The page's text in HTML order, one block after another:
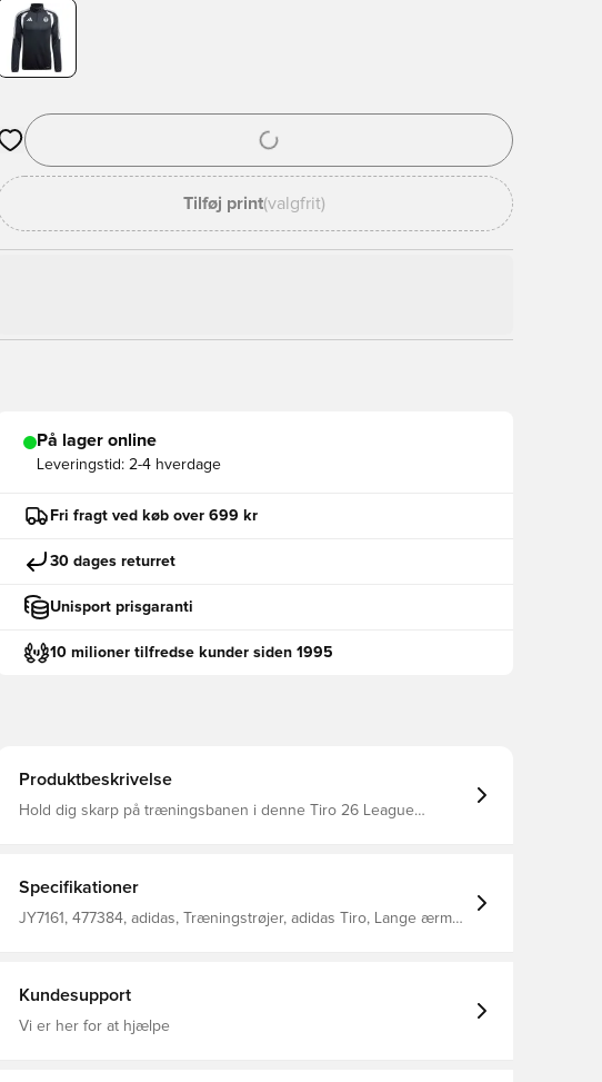
Åbner en Modal til at logge ind eller tilmelde dig som medlem
Tilføj print(valgfrit)
På lager online
Leveringstid: 2-4 hverdage
Fri fragt ved køb over 699 kr
30 dages returret
Unisport prisgaranti
10 milioner tilfredse kunder siden 1995
Produktbeskrivelse
Hold dig skarp på træningsbanen i denne Tiro 26 League
Specifikationer
JY7161, 477384, adidas, Træningstrøjer, adidas Tiro, Lange ærmer,
Kundesupport
Vi er her for at hjælpe